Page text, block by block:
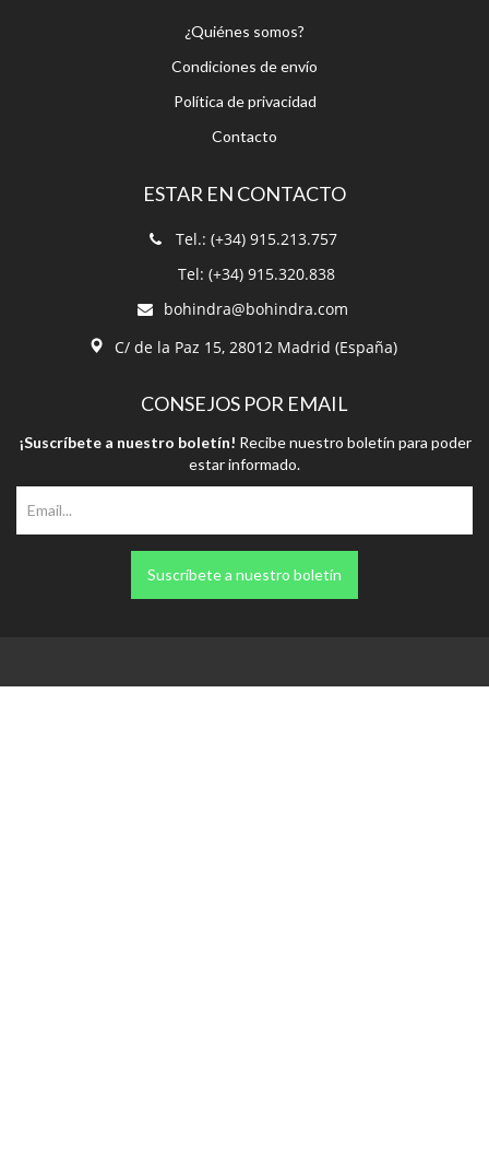
¿Quiénes somos?
Condiciones de envío
Política de privacidad
Contacto
ESTAR EN CONTACTO
Tel.: (+34) 915.213.757
Tel: (+34) 915.320.838
bohindra@bohindra.com
C/ de la Paz 15, 28012 Madrid (España)
CONSEJOS POR EMAIL
¡Suscríbete a nuestro boletín! Recibe nuestro boletín para poder
estar informado.
Suscríbete a nuestro boletín